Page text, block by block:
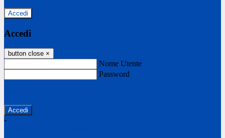
Accedi
Accedi
button close ×
Nome Utente
Password
-